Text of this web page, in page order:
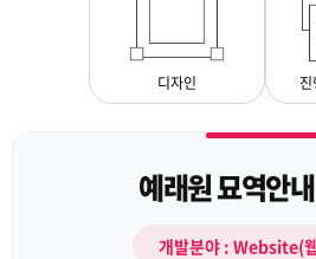
디자인
예래원 묘역안
개발분야 : Website(